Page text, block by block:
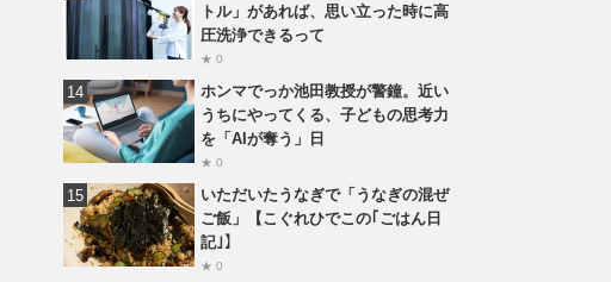
トル」があれば、思い立った時に高
圧洗浄できるって
★ 0
ホンマでっか池田教授が警鐘。近い
うちにやってくる、子どもの思考力
を「AIが奪う」日
★ 0
いただいたうなぎで「うなぎの混ぜ
ご飯」【こぐれひでこの｢ごはん日
記｣】
★ 0